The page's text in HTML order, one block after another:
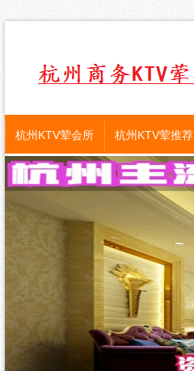
杭州KTV荤会所 杭州KTV荤推荐